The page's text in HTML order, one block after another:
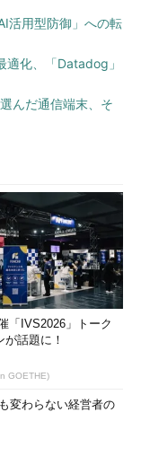
活用型防御」への転
適化、「Datadog」
んだ通信端末、そ
「IVS2026」トーク
が話題に！
GOETHE)
変わらない経営者の